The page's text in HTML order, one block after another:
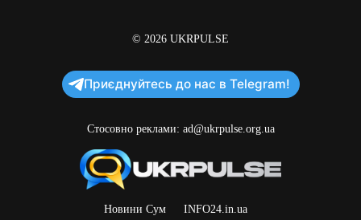
© 2026 UKRPULSE
Приєднуйтесь до нас в Telegram!
Стосовно реклами: ad@ukrpulse.org.ua
Новини Сум INFO24.in.ua